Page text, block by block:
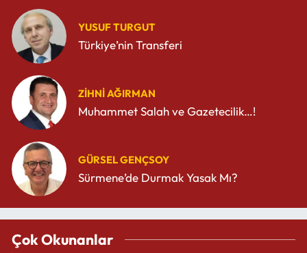
YUSUF TURGUT
Türkiye’nin Transferi
ZIHNI AĞIRMAN
Muhammet Salah ve Gazetecilik…!
GÜRSEL GENÇSOY
Sürmene’de Durmak Yasak Mı?
Çok Okunanlar